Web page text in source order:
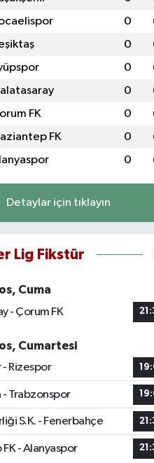
0
0
0
0
FK 0
FK 0
0
Detaylar için tıklayın
Lig Fikstür
Cuma
- Çorum FK
Cumartesi
- Rizespor
- Trabzonspor
S.K. - Fenerbahçe
- Alanyaspor